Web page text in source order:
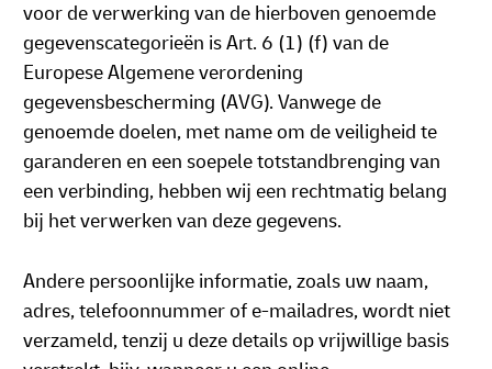
voor de verwerking van de hierboven genoemde
gegevenscategorieën is Art. 6 (1) (f) van de
Europese Algemene verordening
gegevensbescherming (AVG). Vanwege de
genoemde doelen, met name om de veiligheid te
garanderen en een soepele totstandbrenging van
een verbinding, hebben wij een rechtmatig belang
bij het verwerken van deze gegevens.
Andere persoonlijke informatie, zoals uw naam,
adres, telefoonnummer of e-mailadres, wordt niet
verzameld, tenzij u deze details op vrijwillige basis